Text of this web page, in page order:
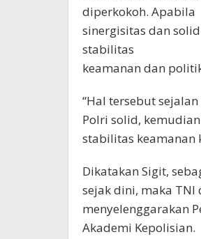
diperkokoh. Apabila
sinergisitas dan
stabilitas
keamanan dan
“Hal tersebut
Polri solid,
stabilitas keamanan
Dikatakan Sigit,
sejak dini, maka
menyelenggarakan
Akademi Kepolisian.